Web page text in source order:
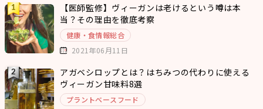
【医師監修】ヴィーガンは老けるという噂は本
当？その理由を徹底考察
健康・食情報総合
2021年06月11日
アガベシロップとは？はちみつの代わりに使える
ヴィーガン甘味料8選
プラントベースフード